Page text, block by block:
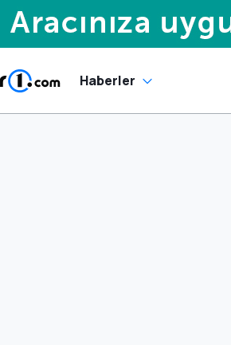
Haberler